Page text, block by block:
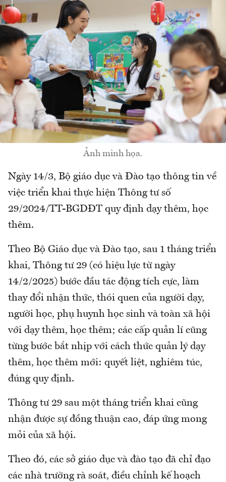
Ảnh minh họa.
Ngày 14/3, Bộ giáo dục và Đào tạo thông tin về
việc triển khai thực hiện Thông tư số
29/2024/TT-BGDĐT quy định dạy thêm, học
thêm.
Theo Bộ Giáo dục và Đào tạo, sau 1 tháng triển
khai, Thông tư 29 (có hiệu lực từ ngày
14/2/2025) bước đầu tác động tích cực, làm
thay đổi nhận thức, thói quen của người dạy,
người học, phụ huynh học sinh và toàn xã hội
với dạy thêm, học thêm; các cấp quản lí cũng
từng bước bắt nhịp với cách thức quản lý dạy
thêm, học thêm mới: quyết liệt, nghiêm túc,
đúng quy định.
Thông tư 29 sau một tháng triển khai cũng
nhận được sự đồng thuận cao, đáp ứng mong
mỏi của xã hội.
Theo đó, các sở giáo dục và đào tạo đã chỉ đạo
các nhà trường rà soát, điều chỉnh kế hoạch